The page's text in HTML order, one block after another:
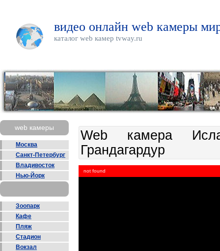
видео онлайн web камеры
каталог web камер tvway.ru
web камеры
Москва
Санкт-Петербург
Владивосток
Нью-Йорк
Зоопарк
Кафе
Пляж
Стадион
Вокзал
Web камера
Грандагардур
not found